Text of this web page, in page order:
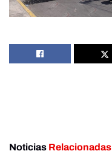
Noticias Relacionadas